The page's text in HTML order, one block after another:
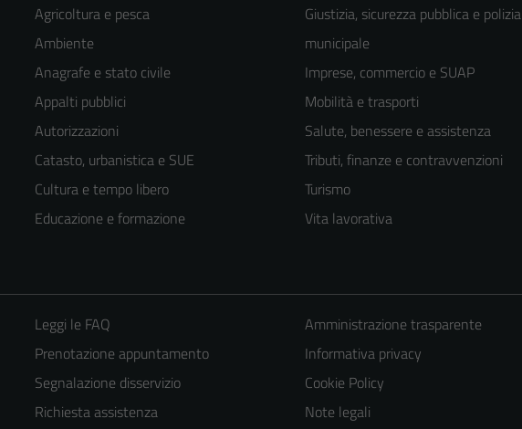
Agricoltura e pesca
Ambiente
Anagrafe e stato civile
Appalti pubblici
Autorizzazioni
Catasto, urbanistica e SUE
Cultura e tempo libero
Educazione e formazione
Giustizia, sicurezza pubblica e polizia
municipale
Imprese, commercio e SUAP
Mobilità e trasporti
Salute, benessere e assistenza
Tributi, finanze e contravvenzioni
Turismo
Vita lavorativa
Leggi le FAQ
Prenotazione appuntamento
Segnalazione disservizio
Richiesta assistenza
Amministrazione trasparente
Informativa privacy
Cookie Policy
Note legali